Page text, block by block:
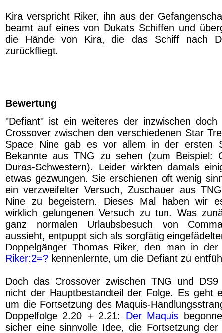
Kira verspricht Riker, ihn aus der
beamt auf eines von Dukats Schiffen und
die Hände von Kira, die das Schiff nach
zurückfliegt.
Bewertung
"Defiant" ist ein weiteres der inzwischen doch
Crossover zwischen den verschiedenen Star
Space Nine gab es vor allem in der ersten
Bekannte aus TNG zu sehen (zum Beispiel:
Duras-Schwestern). Leider wirkten damals
etwas gezwungen. Sie erschienen oft wenig
ein verzweifelter Versuch, Zuschauer aus
Nine zu begeistern. Dieses Mal haben wir
wirklich gelungenen Versuch zu tun. Was
ganz normalen Urlaubsbesuch von
aussieht, entpuppt sich als sorgfätig
Doppelgänger Thomas Riker, den man in der
Riker:2=? kennenlernte, um die Defiant zu
Doch das Crossover zwischen TNG und
nicht der Hauptbestandteil der Folge. Es geht
um die Fortsetzung des Maquis-
Doppelfolge 2.20 + 2.21: Der Maquis
sicher eine sinnvolle Idee, die Fortsetzung der